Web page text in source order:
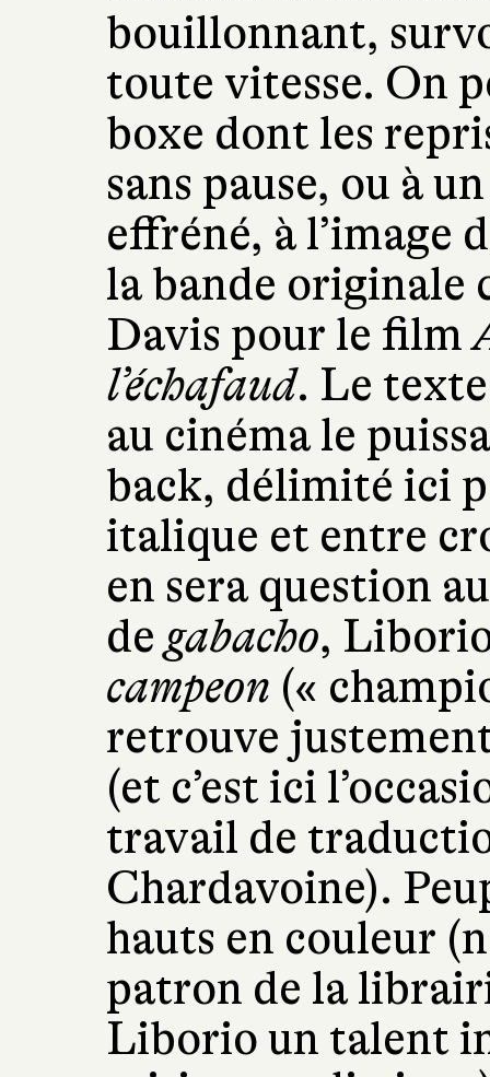
bouillonnant,
toute vitesse. On
boxe dont les
sans pause, ou à
effréné, à l’image
la bande originale
Davis pour le film
l’échafaud. Le
au cinéma le
back, délimité ici
italique et entre
en sera question
degabacho,
campeon («
retrouve
(et c’est ici
travail de
Chardavoine).
hauts en couleur
patron de la
Liborio un talent